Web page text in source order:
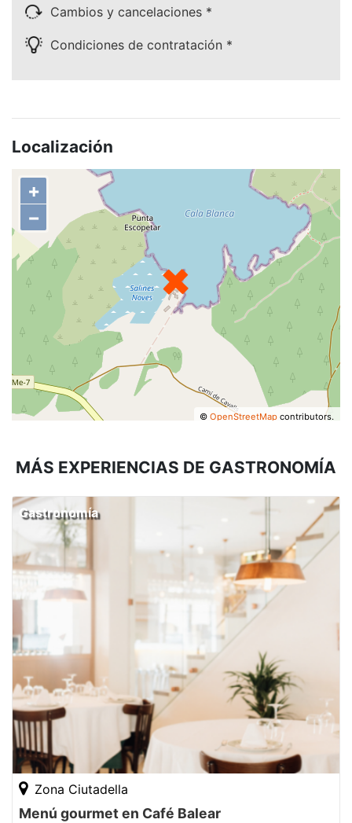
Cambios y cancelaciones *
Condiciones de contratación *
Localización
+
−
©OpenStreetMap contributors.
MÁS EXPERIENCIAS DE GASTRONOMÍA
Gastronomía
Zona Ciutadella
Menú gourmet en Café Balear